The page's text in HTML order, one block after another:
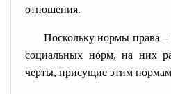
отношения.
Поскольку нормы права –
социальных норм, на них
черты, присущие этим